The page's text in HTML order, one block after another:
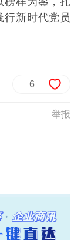
行新时代党员
6
举报